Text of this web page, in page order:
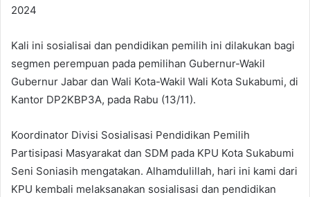
2024
Kali ini sosialisai dan pendidikan pemilih ini dilakukan bagi
segmen perempuan pada pemilihan Gubernur-Wakil
Gubernur Jabar dan Wali Kota-Wakil Wali Kota Sukabumi, di
Kantor DP2KBP3A, pada Rabu (13/11).
Koordinator Divisi Sosialisasi Pendidikan Pemilih
Partisipasi Masyarakat dan SDM pada KPU Kota Sukabumi
Seni Soniasih mengatakan. Alhamdulillah, hari ini kami dari
KPU kembali melaksanakan sosialisasi dan pendidikan